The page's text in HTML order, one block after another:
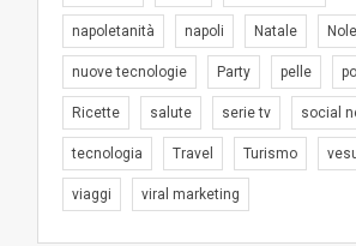
napoletanità napoli Natale
nuove tecnologie Party pelle
Ricette salute serie tv social
tecnologia Travel Turismo
viaggi viral marketing